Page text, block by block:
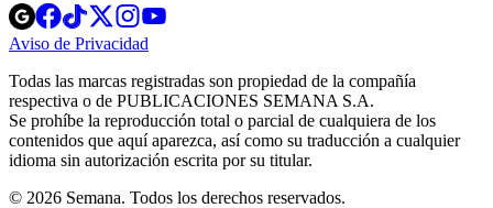
Opens
in
new
Opens
in
new
Opens
in
new
window
Opens
new
windowwindow
Aviso de Privacidad
new
window
Todas las marcas registradas son propiedad de la compañía
respectiva o de PUBLICACIONES SEMANA S.A.
Se prohíbe la reproducción total o parcial de cualquiera de los
contenidos que aquí aparezca, así como su traducción a cualquier
idioma sin autorización escrita por su titular.
© 2026 Semana. Todos los derechos reservados.